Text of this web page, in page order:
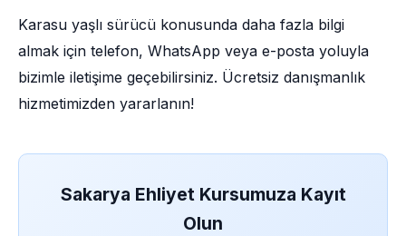
Karasu yaşlı sürücü konusunda daha fazla bilgi
almak için telefon, WhatsApp veya e-posta yoluyla
bizimle iletişime geçebilirsiniz. Ücretsiz danışmanlık
hizmetimizden yararlanın!
Sakarya Ehliyet Kursumuza Kayıt
Olun